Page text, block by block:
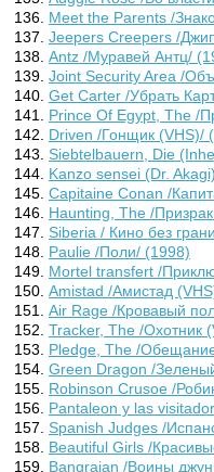
Meet the Parents /
Jeepers Creepers /
Antz /Муравей Антц/
Joint Security Area /
Get Carter /Убрать
Prince Of Egypt, The /
Driven /Гонщик (VHS)/
Siebtelbauern, Die
Kanzo sensei (Dr.
Capitaine Conan /
Haunting, The /
Siberia / Кино без
Paulie /Поли/ (1998)
Mortel transfert /
Amistad /Амистад
Air Rage /Кровавый
Tracker, The /Охотник
Pledge, The /
Green Dragon /
Robinson Crusoe /
Pantaleon y las
Spanish Judges /
Beautiful Girls /
Bangrajan /Воины